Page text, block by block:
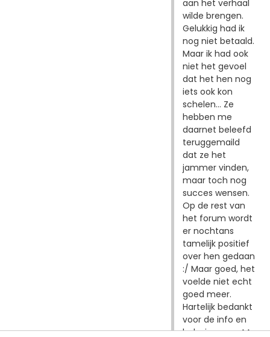
aan het verhaal
wilde brengen.
Gelukkig had ik
nog niet betaald.
Maar ik had ook
niet het gevoel
dat het hen nog
iets ook kon
schelen... Ze
hebben me
daarnet beleefd
teruggemaild
dat ze het
jammer vinden,
maar toch nog
succes wensen.
Op de rest van
het forum wordt
er nochtans
tamelijk positief
over hen gedaan
:/ Maar goed, het
voelde niet echt
goed meer.
Hartelijk bedankt
voor de info en
hulp, jongens ^^